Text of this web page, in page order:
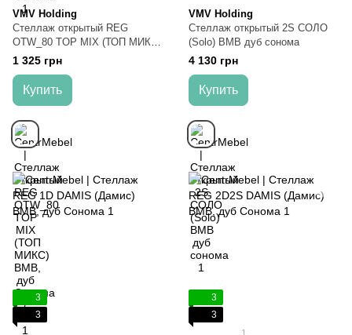
VMV Holding
Стеллаж открытый REG
OTW_80 TOP MIX (ТОП МИКС)
ВМВ, дуб Сонома / белый
1 325 грн
Купить
VMV Holding
Стеллаж открытый 2S СОЛО
(Solo) ВМВ дуб сонома
4 130 грн
Купить
3
3
3
3